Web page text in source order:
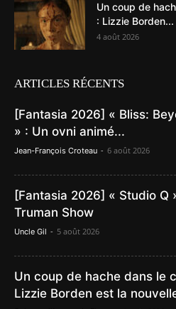
Un coup de
: Lizzie Borden...
4 août 2026
ARTICLES RÉCENTS
[Fantasia 2026] « Bliss:
» : Un ovni animé...
Jean-François Croteau - 6 août 2026
[Fantasia 2026] « Studio Q
Truman Show
Uncle Gil - 5 août 2026
Un coup de hache dans le
Lizzie Borden est la